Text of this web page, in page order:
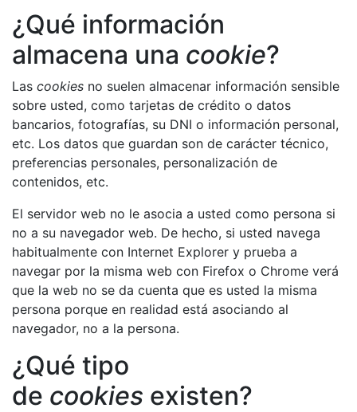
¿Qué información
almacena una cookie?
Las cookies no suelen almacenar información sensible
sobre usted, como tarjetas de crédito o datos
bancarios, fotografías, su DNI o información personal,
etc. Los datos que guardan son de carácter técnico,
preferencias personales, personalización de
contenidos, etc.
El servidor web no le asocia a usted como persona si
no a su navegador web. De hecho, si usted navega
habitualmente con Internet Explorer y prueba a
navegar por la misma web con Firefox o Chrome verá
que la web no se da cuenta que es usted la misma
persona porque en realidad está asociando al
navegador, no a la persona.
¿Qué tipo
de cookies existen?